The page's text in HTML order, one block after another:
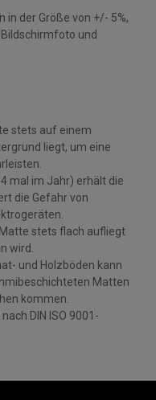
der Größe von +/- 5%,
und
stets auf einem
liegt, um eine
mal im Jahr) erhält die
die Gefahr von
stets flach aufliegt
wird.
und Holzböden kann
Matten
kommen.
DIN ISO 9001-